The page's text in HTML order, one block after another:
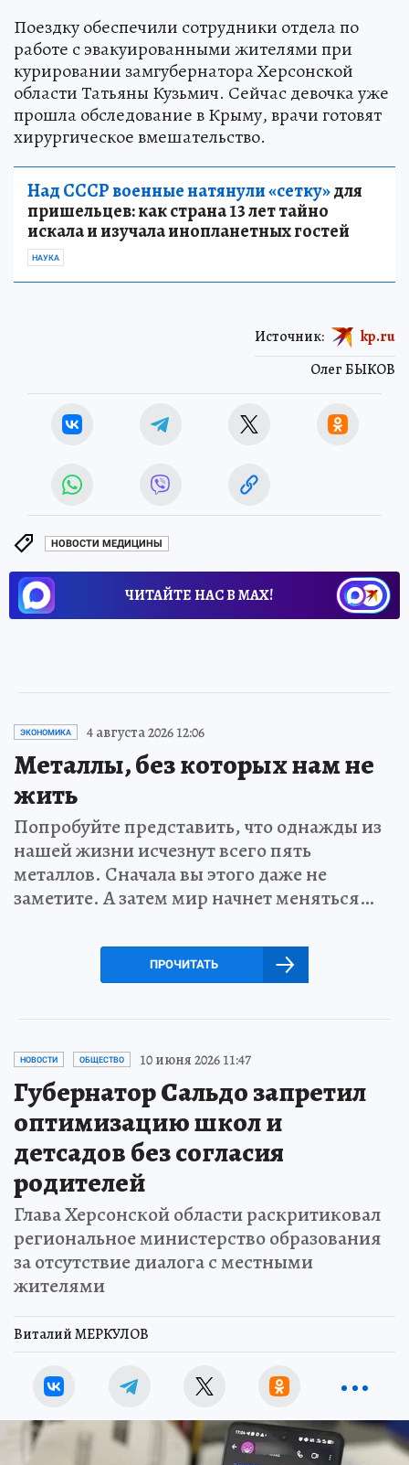
Поездку обеспечили сотрудники отдела по
работе с эвакуированными жителями при
курировании замгубернатора Херсонской
области Татьяны Кузьмич. Сейчас девочка уже
прошла обследование в Крыму, врачи готовят
хирургическое вмешательство.
Над СССР военные натянули «сетку»для
пришельцев: как страна 13 лет тайно
искала и изучала инопланетных гостей
НАУКА
Олег БЫКОВ
Источник: kp.ru
НОВОСТИ МЕДИЦИНЫ
ЧИТАЙТЕ НАС В МАХ!
ЭКОНОМИКА 4 августа 2026 12:06
Металлы, без которых нам не
жить
Попробуйте представить, что однажды из
нашей жизни исчезнут всего пять
металлов. Сначала вы этого даже не
заметите. А затем мир начнет меняться…
ПРОЧИТАТЬ
НОВОСТИ ОБЩЕСТВО 10 июня 2026 11:47
Губернатор Сальдо запретил
оптимизацию школ и
детсадов без согласия
родителей
Глава Херсонской области раскритиковал
региональное министерство образования
за отсутствие диалога с местными
жителями
Виталий МЕРКУЛОВ